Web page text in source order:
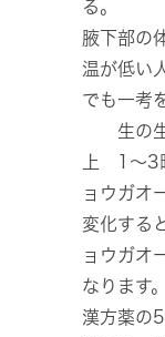
る。
腋下部の
温が低い
でも一考
生の生
上 1～3
ョウガオ
変化する
ョウガオ
なります。
漢方薬の